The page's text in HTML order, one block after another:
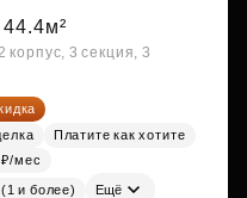
44.4м²
3 секция, 3
Платите как хотите
₽/мес
и более) Ещё